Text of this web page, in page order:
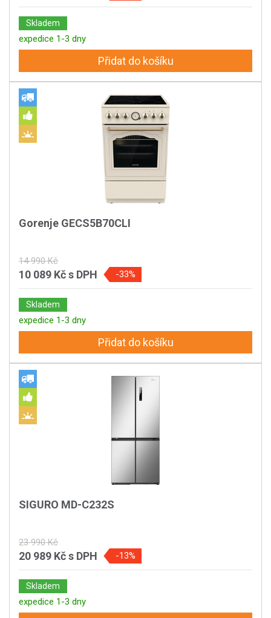
Skladem
expedice 1-3 dny
Přidat do košíku
Gorenje GECS5B70CLI
14 990 Kč
10 089 Kčs DPH -33%
Skladem
expedice 1-3 dny
Přidat do košíku
SIGURO MD-C232S
23 990 Kč
20 989 Kčs DPH -13%
Skladem
expedice 1-3 dny